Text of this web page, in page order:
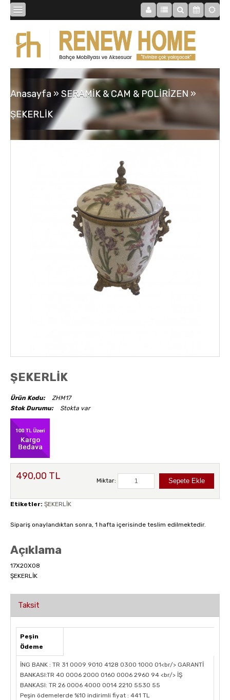
BİBLOLAR
SAATLER
MOBİLYALAR
Anasayfa » SERAMİK & CAM & POLİRİZEN »
ŞEKERLİK
ŞEKERLİK
Ürün Kodu:
ZHM17
Stok Durumu:
Stokta var
490,00 TL Miktar:
Etiketler: ŞEKERLİK
Sipariş onaylandıktan sonra, 1 hafta içerisinde teslim edilmektedir.
Açıklama
17X20X08
ŞEKERLİK
Taksit
Peşin
Ödeme
İNG BANK : TR 31 0009 9010 4128 0300 1000 01<br/> GARANTİ
BANKASI:TR 40 0006 2000 0160 0006 2960 94 <br/> İŞ
BANKASI: TR 26 0006 4000 0014 2210 5530 55
Peşin ödemelerde %10 indirimli fiyat : 441 TL